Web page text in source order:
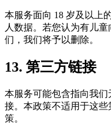
本服务面向 18 岁及以上
人数据。若您认为有儿
们，我们将予以删除。
13. 第三方链接
本服务可能包含指向我
接。本政策不适用于这
策。